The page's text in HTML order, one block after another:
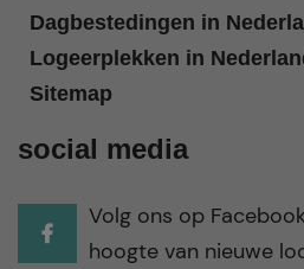
Dagbestedingen in
Logeerplekken in
Sitemap
social media
Volg ons op
hoogte van nieuwe